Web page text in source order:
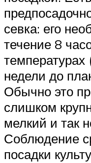
севка: его
течение 8
температурах
недели до
Обычно это
слишком
мелкий и так
Соблюдение
посадки